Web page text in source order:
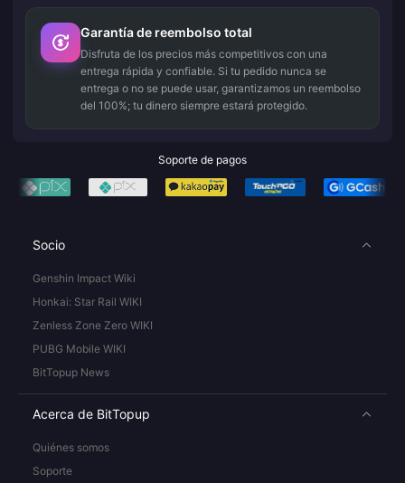
Garantía de reembolso total
Disfruta de los precios más competitivos con una
entrega rápida y confiable. Si tu pedido nunca se
entrega o no se puede usar, garantizamos un reembolso
del 100%; tu dinero siempre estará protegido.
Soporte de pagos
Socio
Genshin Impact Wiki
Honkai: Star Rail WIKI
Zenless Zone Zero WIKI
PUBG Mobile WIKI
BitTopup News
Acerca de BitTopup
Quiénes somos
Soporte